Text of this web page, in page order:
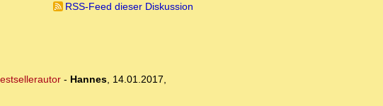
RSS-Feed dieser Diskussion
- Hannes, 14.01.2017,